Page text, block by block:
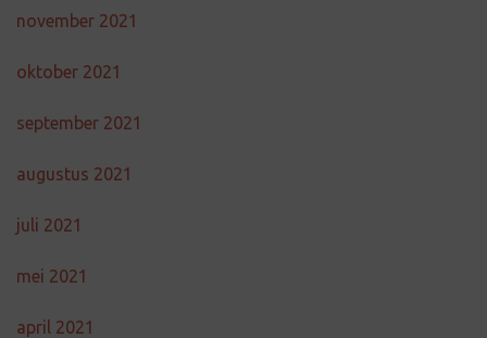
november 2021
oktober 2021
september 2021
augustus 2021
juli 2021
mei 2021
april 2021